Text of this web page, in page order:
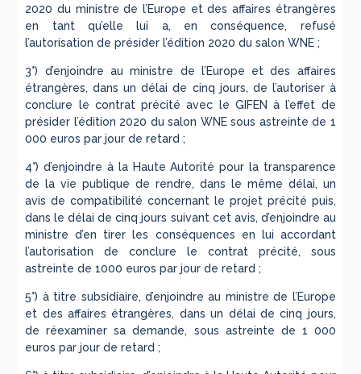
2020 du ministre de l’Europe et des affaires étrangères
en tant qu’elle lui a, en conséquence, refusé
l’autorisation de présider l’édition 2020 du salon WNE ;
3°) d’enjoindre au ministre de l’Europe et des affaires
étrangères, dans un délai de cinq jours, de l’autoriser à
conclure le contrat précité avec le GIFEN à l’effet de
présider l’édition 2020 du salon WNE sous astreinte de 1
000 euros par jour de retard ;
4°) d’enjoindre à la Haute Autorité pour la transparence
de la vie publique de rendre, dans le même délai, un
avis de compatibilité concernant le projet précité puis,
dans le délai de cinq jours suivant cet avis, d’enjoindre au
ministre d’en tirer les conséquences en lui accordant
l’autorisation de conclure le contrat précité, sous
astreinte de 1000 euros par jour de retard ;
5°) à titre subsidiaire, d’enjoindre au ministre de l’Europe
et des affaires étrangères, dans un délai de cinq jours,
de réexaminer sa demande, sous astreinte de 1 000
euros par jour de retard ;